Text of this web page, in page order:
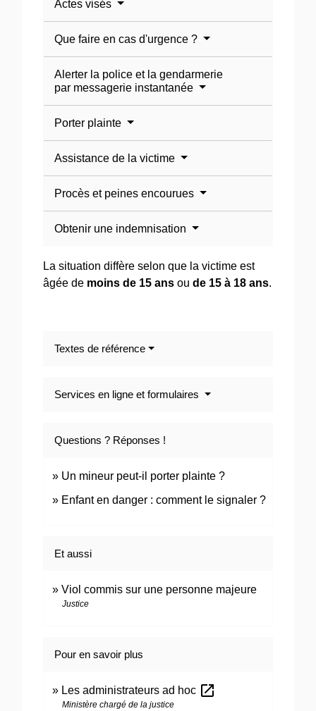
Actes visés
Que faire en cas d'urgence ?
Alerter la police et la gendarmerie
par messagerie instantanée
Porter plainte
Assistance de la victime
Procès et peines encourues
Obtenir une indemnisation
La situation diffère selon que la victime est
âgée de moins de 15 ans oude 15 à 18 ans.
Textes de référence
Services en ligne et formulaires
Questions ? Réponses !
Un mineur peut-il porter plainte ?
Enfant en danger : comment le signaler ?
Et aussi
Viol commis sur une personne majeure
Justice
Pour en savoir plus
Les administrateurs ad hoc open_in_new
Ministère chargé de la justice